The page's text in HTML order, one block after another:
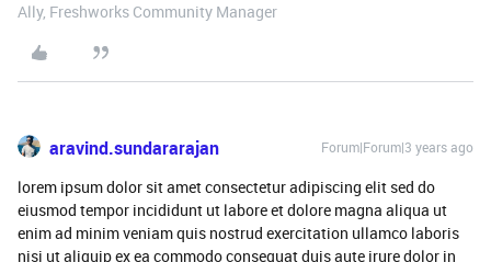
Ally, Freshworks Community Manager
aravind.sundararajan Forum|Forum|3 years ago
lorem ipsum dolor sit amet consectetur adipiscing elit sed do
eiusmod tempor incididunt ut labore et dolore magna aliqua ut
enim ad minim veniam quis nostrud exercitation ullamco laboris
nisi ut aliquip ex ea commodo consequat duis aute irure dolor in